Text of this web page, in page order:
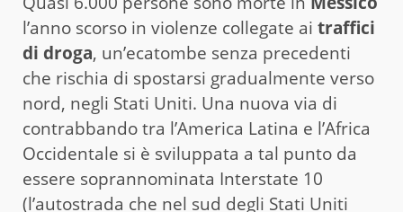
l’anno scorso in violenze collegate ai traffici
di droga, un’ecatombe senza precedenti
che rischia di spostarsi gradualmente verso
nord, negli Stati Uniti. Una nuova via di
contrabbando tra l’America Latina e l’Africa
Occidentale si è sviluppata a tal punto da
essere soprannominata Interstate 10
(l’autostrada che nel sud degli Stati Uniti